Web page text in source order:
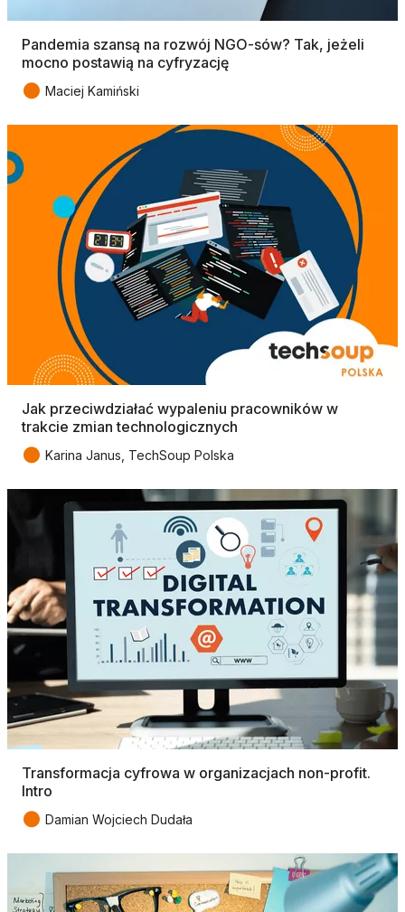
Pandemia szansą na rozwój NGO-sów? Tak, jeżeli
mocno postawią na cyfryzację
● Maciej Kamiński
Jak przeciwdziałać wypaleniu pracowników w
trakcie zmian technologicznych
● Karina Janus, TechSoup Polska
Transformacja cyfrowa w organizacjach non-profit.
Intro
● Damian Wojciech Dudała